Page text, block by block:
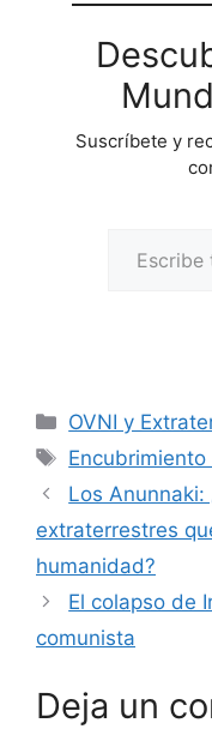
Suscríbete y
Categorías
OVNI y
Etiquetas
Encubrimiento
Los
extraterrestres
humanidad?
El colapso de
comunista
Deja un